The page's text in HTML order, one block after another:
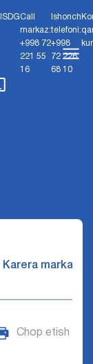
SDGCall
markaz:
+998 72
221 55
16
Ishonch
telefoni:
+998
72 226
68 10
Karera markazi
Chop etish